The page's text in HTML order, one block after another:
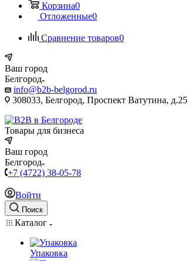
Корзина0
Отложенные0
Сравнение товаров0
Ваш город
Белгород
info@b2b-belgorod.ru
308033, Белгород, Проспект Ватутина, д.25
Товары для бизнеса
Ваш город
Белгород
+7 (4722) 38-05-78
Войти
Поиск
Каталог
Упаковка